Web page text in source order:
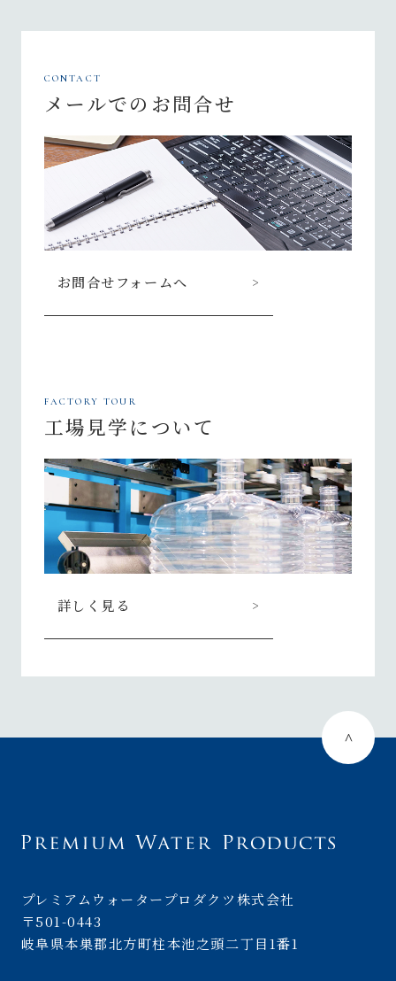
CONTACT
メールでのお問合せ
お問合せフォームへ
FACTORY TOUR
工場見学について
詳しく見る
プレミアムウォータープロダクツ株式会社
〒501-0443
岐阜県本巣郡北方町柱本池之頭二丁目1番1